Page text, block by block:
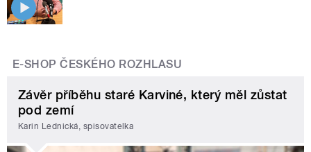
E-SHOP ČESKÉHO ROZHLASU
Závěr příběhu staré Karviné, který měl zůstat
pod zemí
Karin Lednická, spisovatelka